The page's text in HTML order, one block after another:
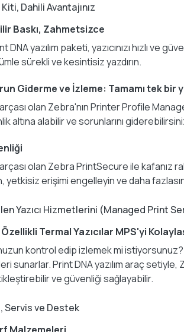
Kiti, Dahili Avantajınız
Baskı, Zahmetsizce
DNA yazılım paketi, yazıcınızı hızlı
sürekli ve kesintisiz yazdırın.
Giderme ve İzleme: Tamamı tek bir
olan Zebra'nın Printer Profile
altına alabilir ve sorunlarını
olan Zebra PrintSecure ile kafanız
yetkisiz erişimi engelleyin ve daha
Yazıcı Hizmetlerini (Managed Print
Termal Yazıcılar MPS'yi
kontrol edip izlemek mi istiyorsunuz?
sunarlar. Print DNA yazılım araç setiyle,
ve güvenliği sağlayabilir.
Servis ve Destek